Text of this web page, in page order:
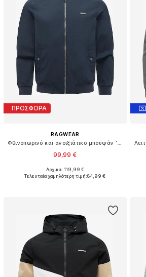
ΠΡΟΣΦΟΡΑ
RAGWEAR
99,99 €
Διαθέσιμο σε πολλά μεγέθη
Αρχικά: 119,99 €
Τελευταία χαμηλότερη τιμή:84,99 €